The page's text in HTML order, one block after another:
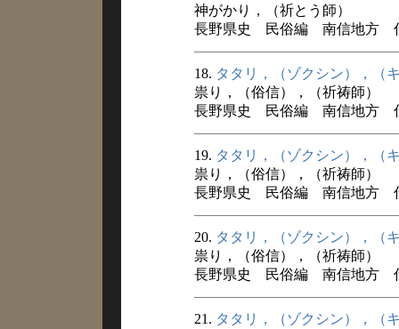
神がかり，（祈とう師）
長野県史 民俗編 南信地方
18. タタリ，（ゾクシン），（
祟り，（俗信），（祈祷師）
長野県史 民俗編 南信地方
19. タタリ，（ゾクシン），（
祟り，（俗信），（祈祷師）
長野県史 民俗編 南信地方
20. タタリ，（ゾクシン），（
祟り，（俗信），（祈祷師）
長野県史 民俗編 南信地方
21. タタリ，（ゾクシン），（